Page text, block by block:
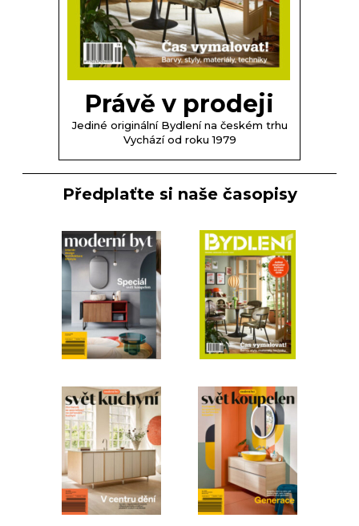
Právě v prodeji
Jediné originální Bydlení na českém trhu
Vychází od roku 1979
Předplaťte si naše časopisy